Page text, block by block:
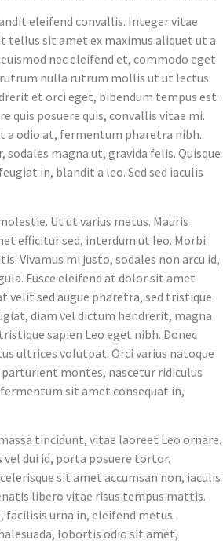
eleifend convallis. Integer vitae
tellus sit amet ex maximus aliquet ut a
nec eleifend et, commodo eget
nulla rutrum mollis ut ut lectus.
et orci eget, bibendum tempus est.
quis posuere quis, convallis vitae mi.
a odio at, fermentum pharetra nibh.
sodales magna ut, gravida felis. Quisque
in, blandit a leo. Sed sed iaculis
Ut ut varius metus. Mauris
efficitur sed, interdum ut leo. Morbi
Vivamus mi justo, sodales non arcu id,
Fusce eleifend at dolor sit amet
velit sed augue pharetra, sed tristique
diam vel dictum hendrerit, magna
sapien Leo eget nibh. Donec
ultrices volutpat. Orci varius natoque
montes, nascetur ridiculus
sit amet consequat in,
tincidunt, vitae laoreet Leo ornare.
vel dui id, porta posuere tortor.
sit amet accumsan non, iaculis
libero vitae risus tempus mattis.
facilisis urna in, eleifend metus.
lobortis odio sit amet,